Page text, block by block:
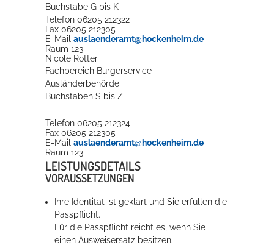
Buchstabe G bis K
Telefon 06205 212322
Fax 06205 212305
E-Mail auslaenderamt@hockenheim.de
Raum 123
Nicole Rotter
Fachbereich Bürgerservice
Ausländerbehörde
Buchstaben S bis Z
Telefon 06205 212324
Fax 06205 212305
E-Mail auslaenderamt@hockenheim.de
Raum 123
LEISTUNGSDETAILS
VORAUSSETZUNGEN
Ihre Identität ist geklärt und Sie erfüllen die
Passpflicht.
Für die Passpflicht reicht es, wenn Sie
einenAusweisersatz besitzen.